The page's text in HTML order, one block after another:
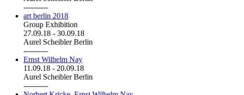
----------
art berlin 2018
Group Exhibition
27.09.18 - 30.09.18
Aurel Scheibler Berlin
----------
Ernst Wilhelm Nay
11.09.18 - 20.09.18
Aurel Scheibler Berlin
----------